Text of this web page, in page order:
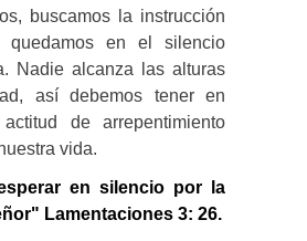
buscamos la instrucción
en el silencio
Nadie alcanza las alturas
así debemos tener en
de arrepentimiento
vida.
en silencio por la
Lamentaciones 3: 26.